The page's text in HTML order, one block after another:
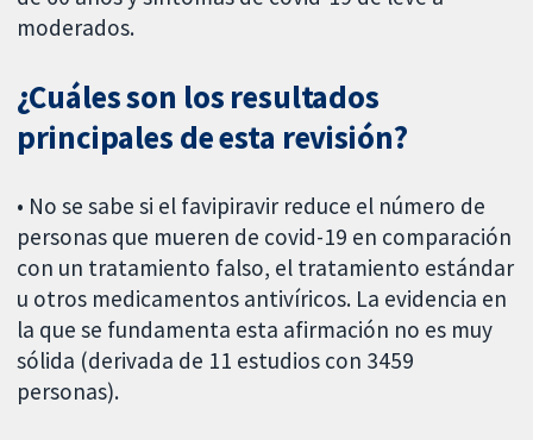
moderados.
¿Cuáles son los resultados
principales de esta revisión?
• No se sabe si el favipiravir reduce el número de
personas que mueren de covid-19 en comparación
con un tratamiento falso, el tratamiento estándar
u otros medicamentos antivíricos. La evidencia en
la que se fundamenta esta afirmación no es muy
sólida (derivada de 11 estudios con 3459
personas).